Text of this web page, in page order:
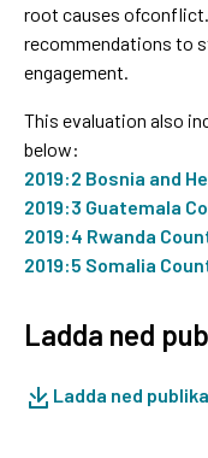
root causes
recommendations to
engagement.
This evaluation also
below:
2019:2 Bosnia and
2019:3 Guatemala
2019:4 Rwanda
2019:5 Somalia
Ladda ned
Ladda ned